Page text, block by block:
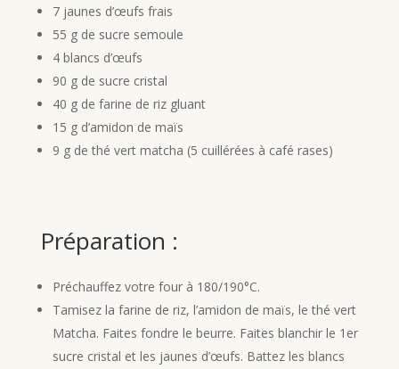
7 jaunes d’œufs frais
55 g de sucre semoule
4 blancs d’œufs
90 g de sucre cristal
40 g de farine de riz gluant
15 g d’amidon de maïs
9 g de thé vert matcha (5 cuillérées à café rases)
Préparation :
Préchauffez votre four à 180/190°C.
Tamisez la farine de riz, l’amidon de maïs, le thé vert
Matcha. Faites fondre le beurre. Faites blanchir le 1er
sucre cristal et les jaunes d’œufs. Battez les blancs